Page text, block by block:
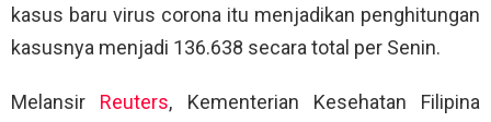
kasus baru virus corona itu menjadikan penghitungan
kasusnya menjadi 136.638 secara total per Senin.
Melansir Reuters, Kementerian Kesehatan Filipina